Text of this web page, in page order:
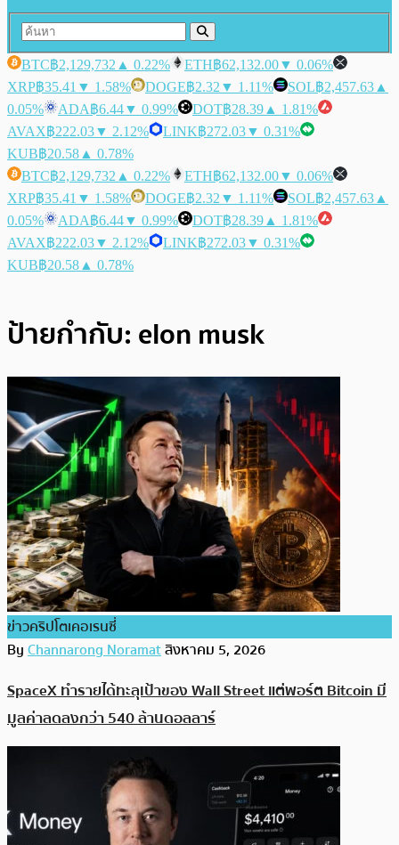
BTC฿2,129,732 ▲ 0.22% ETH฿62,132.00▼ 0.06%
XRP฿35.41 ▼ 1.58% DOGE฿2.32 ▼ 1.11% SOL฿2,457.63 ▲
0.05%
ADA฿6.44▼ 0.99% DOT฿28.39 ▲ 1.81%
AVAX฿222.03▼ 2.12% LINK฿272.03▼ 0.31%
KUB฿20.58 ▲ 0.78%
BTC฿2,129,732 ▲ 0.22% ETH฿62,132.00▼ 0.06%
XRP฿35.41 ▼ 1.58% DOGE฿2.32 ▼ 1.11% SOL฿2,457.63 ▲
0.05%
ADA฿6.44▼ 0.99% DOT฿28.39 ▲ 1.81%
AVAX฿222.03▼ 2.12% LINK฿272.03▼ 0.31%
KUB฿20.58 ▲ 0.78%
ป้ายกำกับ: elon musk
ข่าวคริปโตเคอเรนซี่
ByChannarong Noramatสิงหาคม 5, 2026
SpaceX ทำรายได้ทะลุเป้าของ Wall Street แต่พอร์ต Bitcoin มี
มูลค่าลดลงกว่า 540 ล้านดอลลาร์